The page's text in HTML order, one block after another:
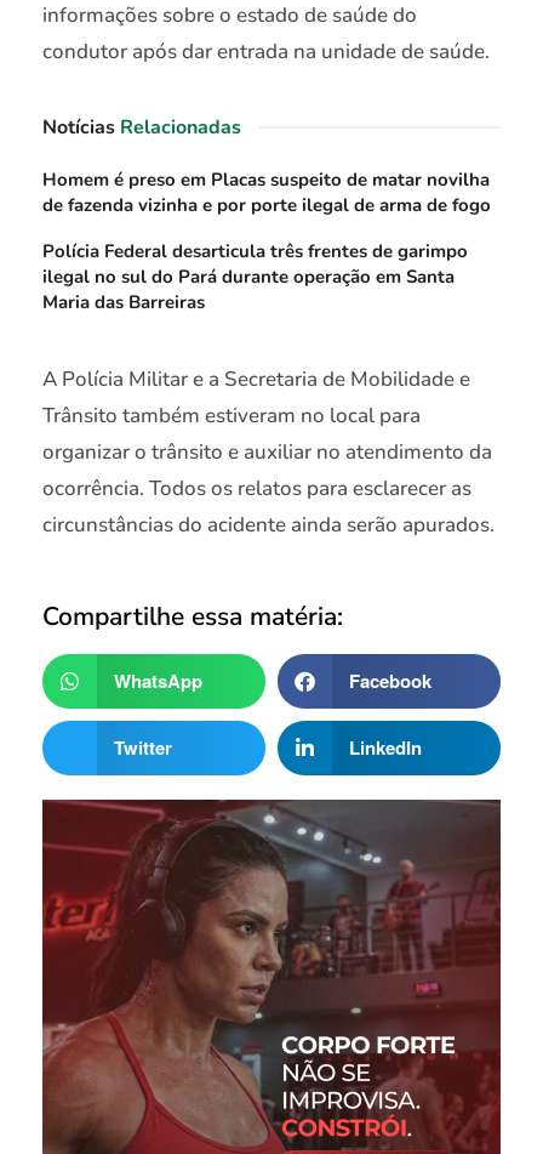
informações sobre o estado de saúde do
condutor após dar entrada na unidade de saúde.
Notícias Relacionadas
Homem é preso em Placas suspeito de matar novilha
de fazenda vizinha e por porte ilegal de arma de fogo
Polícia Federal desarticula três frentes de garimpo
ilegal no sul do Pará durante operação em Santa
Maria das Barreiras
A Polícia Militar e a Secretaria de Mobilidade e
Trânsito também estiveram no local para
organizar o trânsito e auxiliar no atendimento da
ocorrência. Todos os relatos para esclarecer as
circunstâncias do acidente ainda serão apurados.
Compartilhe essa matéria:
WhatsApp Facebook
Twitter LinkedIn